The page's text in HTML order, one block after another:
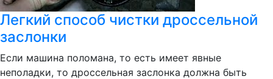
Легкий способ чистки дроссельной
заслонки
Если машина поломана, то есть имеет явные
неполадки, то дроссельная заслонка должна быть